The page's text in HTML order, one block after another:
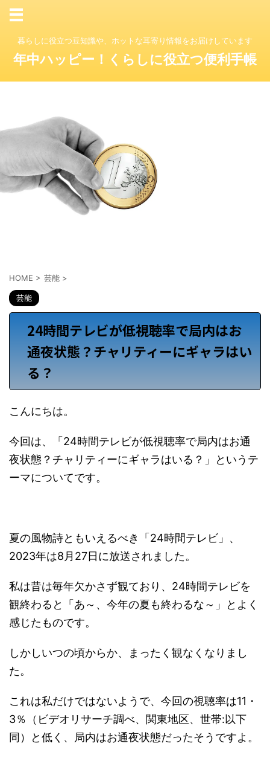
暮らしに役立つ豆知識や、ホットな耳寄り情報をお届けしています
年中ハッピー！くらしに役立つ便利手帳
HOME > 芸能 >
芸能
24時間テレビが低視聴率で局内はお
通夜状態？チャリティーにギャラはい
る？
こんにちは。
今回は、「24時間テレビが低視聴率で局内はお通
夜状態？チャリティーにギャラはいる？」というテ
ーマについてです。
夏の風物詩ともいえるべき「24時間テレビ」、
2023年は8月27日に放送されました。
私は昔は毎年欠かさず観ており、24時間テレビを
観終わると「あ～、今年の夏も終わるな～」とよく
感じたものです。
しかしいつの頃からか、まったく観なくなりまし
た。
これは私だけではないようで、今回の視聴率は11・
3％（ビデオリサーチ調べ、関東地区、世帯:以下
同）と低く、局内はお通夜状態だったそうですよ。